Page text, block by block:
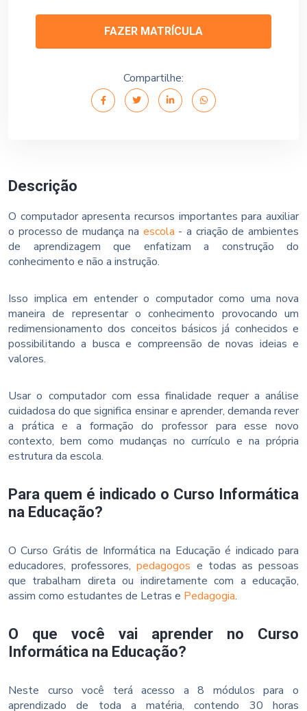
Descrição
O computador apresenta recursos importantes para auxiliar
o processo de mudança na escola - a criação de ambientes
de aprendizagem que enfatizam a construção do
conhecimento e não a instrução.
Isso implica em entender o computador como uma nova
maneira de representar o conhecimento provocando um
redimensionamento dos conceitos básicos já conhecidos e
possibilitando a busca e compreensão de novas ideias e
valores.
Usar o computador com essa finalidade requer a análise
cuidadosa do que significa ensinar e aprender, demanda rever
a prática e a formação do professor para esse novo
contexto, bem como mudanças no currículo e na própria
estrutura da escola.
Para quem é indicado o Curso Informática
na Educação?
O Curso Grátis de Informática na Educação é indicado para
educadores, professores,pedagogos e todas as pessoas
que trabalham direta ou indiretamente com a educação,
assim como estudantes de Letras e Pedagogia.
O que você vai aprender no Curso
Informática na Educação?
Neste curso você terá acesso a 8 módulos para o
aprendizado de toda a matéria, contendo 30 horas
FAZER MATRÍCULA
Compartilhe: